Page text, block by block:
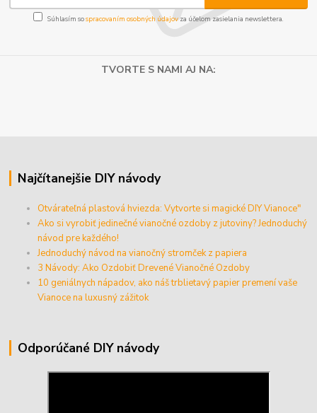
Súhlasím sospracovaním osobných údajov za účelom zasielania newslettera.
TVORTE S NAMI AJ NA:
Najčítanejšie DIY návody
Otvárateľná plastová hviezda: Vytvorte si magické DIY Vianoce"
Ako si vyrobiť jedinečné vianočné ozdoby z jutoviny? Jednoduchý
návod pre každého!
Jednoduchý návod na vianočný stromček z papiera
3 Návody: Ako Ozdobiť Drevené Vianočné Ozdoby
10 geniálnych nápadov, ako náš trblietavý papier premení vaše
Vianoce na luxusný zážitok
Odporúčané DIY návody